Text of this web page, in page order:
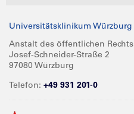
Universitätsklinikum Würzburg
Anstalt des öffentlichen Rechts
Josef-Schneider-Straße 2
97080 Würzburg
Telefon: +49 931 201-0